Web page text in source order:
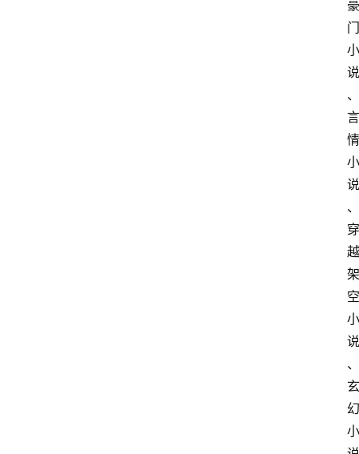
豪
门
小
说
、
言
情
小
说
、
穿
越
架
空
小
说
、
玄
幻
小